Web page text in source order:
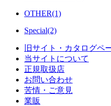
OTHER(1)
Special(2)
旧サイト・カタログペ
当サイトについて
正規取扱店
お問い合わせ
苦情・ご意見
業販